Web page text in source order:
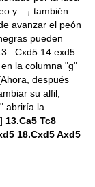
y... ¡ también
avanzar el peón
pueden
14.exd5
la columna "g"
después
su alfil,
abriría la
13.Ca5 Tc8
18.Cxd5 Axd5